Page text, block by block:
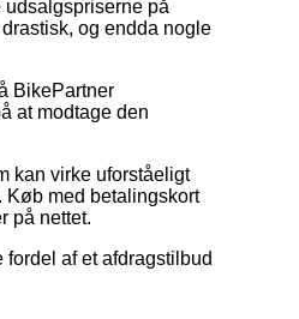
på
og endda nogle
BikePartner
at modtage den
kan virke uforståeligt
med betalingskort
på nettet.
af et afdragstilbud